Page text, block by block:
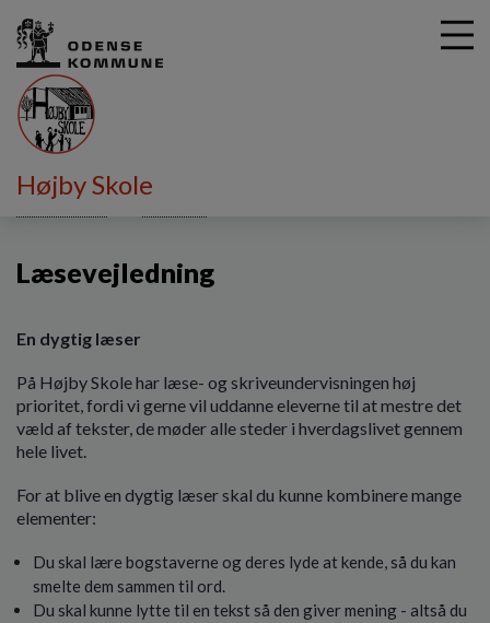
Højby Skole
Undervisning
Læsevejledning
En dygtig læser
På Højby Skole har læse- og skriveundervisningen høj
prioritet, fordi vi gerne vil uddanne eleverne til at mestre det
væld af tekster, de møder alle steder i hverdagslivet gennem
hele livet.
For at blive en dygtig læser skal du kunne kombinere mange
elementer:
Du skal lære bogstaverne og deres lyde at kende, så du kan
smelte dem sammen til ord.
Du skal kunne lytte til en tekst så den giver mening - altså du